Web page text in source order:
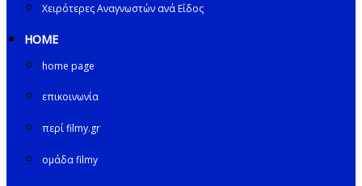
Χειρότερες Αναγνωστών ανά Είδος
HOME
home page
επικοινωνία
περί filmy.gr
ομάδα filmy